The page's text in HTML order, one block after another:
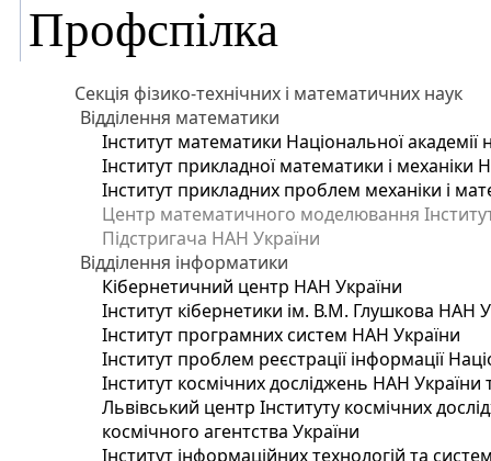
Профспілка
Секція фізико-технічних і математичних наук
Відділення математики
Інститут математики Національної академії
Інститут прикладної математики і механіки
Інститут прикладних проблем механіки і
Центр математичного моделювання
Підстригача НАН України
Відділення інформатики
Кібернетичний центр НАН України
Інститут кібернетики ім. В.М. Глушкова НАН
Інститут програмних систем НАН України
Інститут проблем реєстрації інформації
Інститут космічних досліджень НАН України
Львівський центр Інституту космічних
космічного агентства України
Інститут інформаційних технологій та